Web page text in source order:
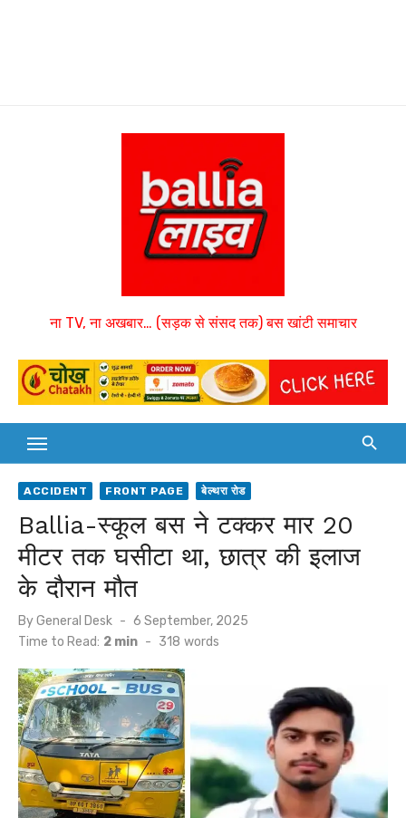
ना TV, ना अखबार… (सड़क से संसद तक) बस खांटी समाचार
ACCIDENT FRONT PAGE बेल्थरा रोड
Ballia-स्कूल बस ने टक्कर मार 20
मीटर तक घसीटा था, छात्र की इलाज
के दौरान मौत
ByGeneral Desk
Posted
on
6 September, 2025
Time to Read: 2 min - 318 words